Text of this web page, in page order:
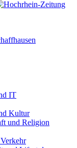
IT
Kultur
und Religion